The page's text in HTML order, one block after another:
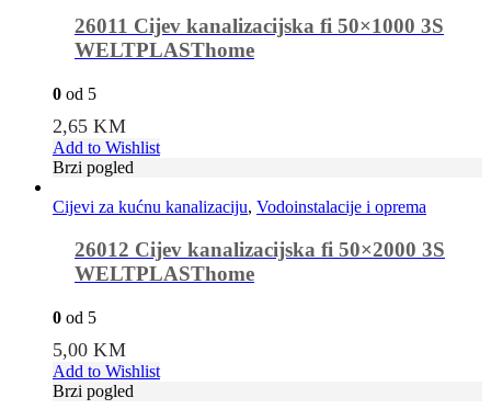
26011 Cijev kanalizacijska fi 50×1000 3S
WELTPLASThome
0 od 5
2,65KM
Add to Wishlist
Brzi pogled
Cijevi za kućnu kanalizaciju, Vodoinstalacije i oprema
26012 Cijev kanalizacijska fi 50×2000 3S
WELTPLASThome
0 od 5
5,00KM
Add to Wishlist
Brzi pogled